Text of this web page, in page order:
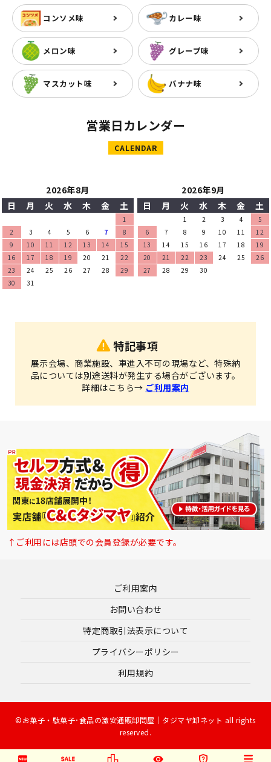
コンソメ味 カレー味
メロン味 グレープ味
マスカット味 バナナ味
営業日カレンダー
CALENDAR
2026年8月
日
月 火 水 木 金 土
1
2
3 4 5 6 7
8
9
10 11 12 13 14
15
16
17 18 19 20 21
22
23
24 25 26 27 28
29
30
31
2026年9月
日
月 火 水 木 金 土
1 2 3 4
5
6
7 8 9 10 11
12
13
14 15 16 17 18
19
20
21 22 23 24 25
26
27
28 29 30
特記事項
展示会場、商業施設、車進入不可の現場など、特殊納
品については別途送料が発生する場合がございます。
詳細はこちら→ ご利用案内
↑ご利用には店頭での会員登録が必要です。
ご利用案内
お問い合わせ
特定商取引法表示について
プライバシーポリシー
利用規約
©お菓子・駄菓子･食品の激安通販卸問屋｜タジマヤ卸ネット all rights
reserved.